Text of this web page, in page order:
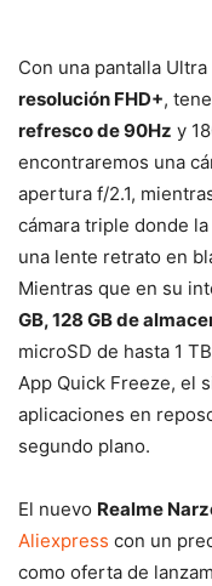
Con una pantalla
resolución FHD+,
refresco de 90Hz y
encontraremos una
apertura f/2.1,
cámara triple donde
una lente retrato en
Mientras que en su
GB, 128 GB de
microSD de hasta 1
App Quick Freeze, el
aplicaciones en
segundo plano.
El nuevo Realme
Aliexpress con un
como oferta de